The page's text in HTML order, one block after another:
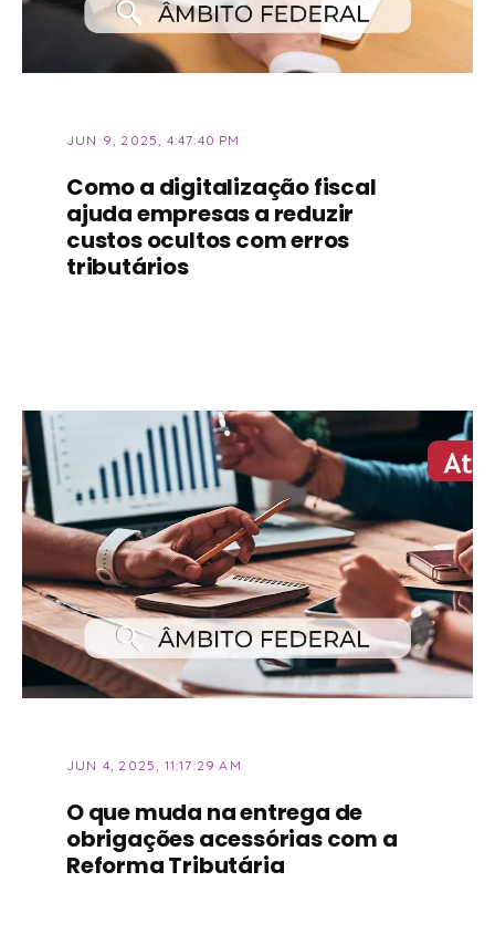
JUN 9, 2025, 4:47:40 PM
Como a digitalização fiscal
ajuda empresas a reduzir
custos ocultos com erros
tributários
JUN 4, 2025, 11:17:29 AM
O que muda na entrega de
obrigações acessórias com a
Reforma Tributária